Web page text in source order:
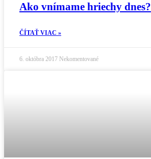
Ako vnímame hriechy dnes?
ČÍTAŤ VIAC »
6. októbra 2017 Nekomentované